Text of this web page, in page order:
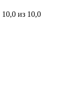
10,0 из 10,0